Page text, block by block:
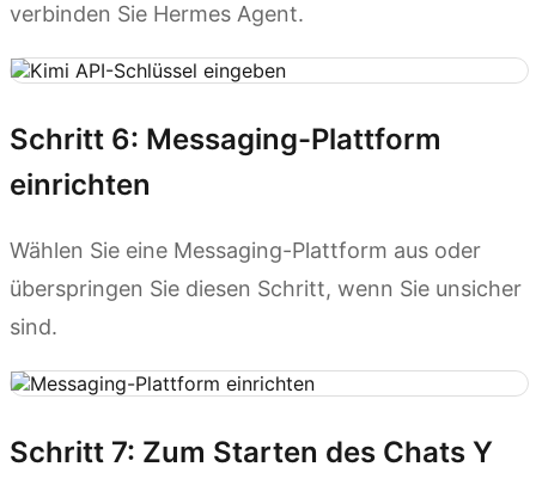
verbinden Sie Hermes Agent.
Schritt 6: Messaging-Plattform
einrichten
Wählen Sie eine Messaging-Plattform aus oder
überspringen Sie diesen Schritt, wenn Sie unsicher
sind.
Schritt 7: Zum Starten des Chats Y